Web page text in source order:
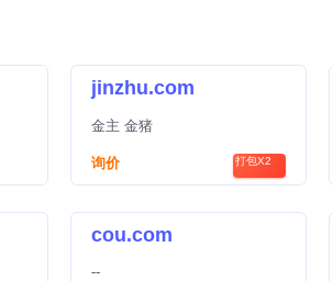
jinzhu.com
金主 金猪
询价 打包X2
cou.com
--